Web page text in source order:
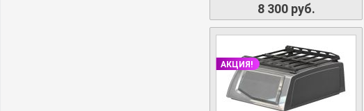
8 300 руб.
АКЦИЯ!